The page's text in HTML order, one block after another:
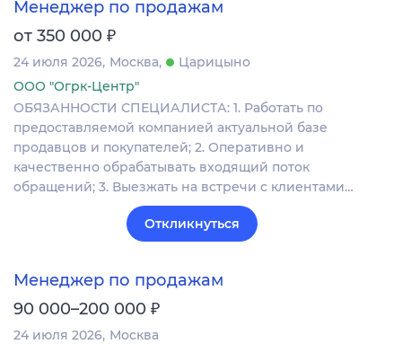
Менеджер по продажам
от 350 000 ₽
24 июля 2026 Москва
Царицыно
ООО "Огрк-Центр"
ОБЯЗАННОСТИ СПЕЦИАЛИСТА: 1. Работать по
предоставляемой компанией актуальной базе
продавцов и покупателей; 2. Оперативно и
качественно обрабатывать входящий поток
обращений; 3. Выезжать на встречи с клиентами…
Откликнуться
Менеджер по продажам
90 000–200 000 ₽
24 июля 2026 Москва